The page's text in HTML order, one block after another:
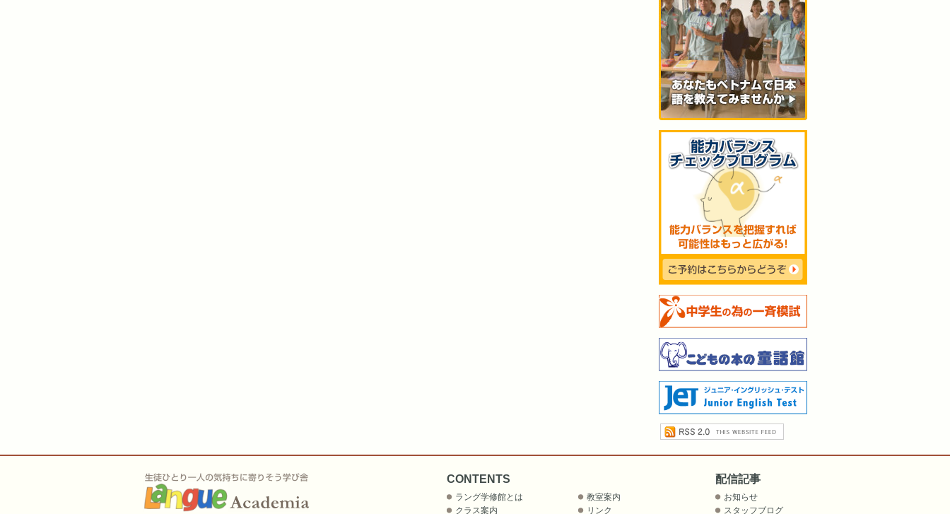
CONTENTS
ラング学修館とは
クラス案内
教室案内
リンク
配信記事
お知らせ
スタッフブログ